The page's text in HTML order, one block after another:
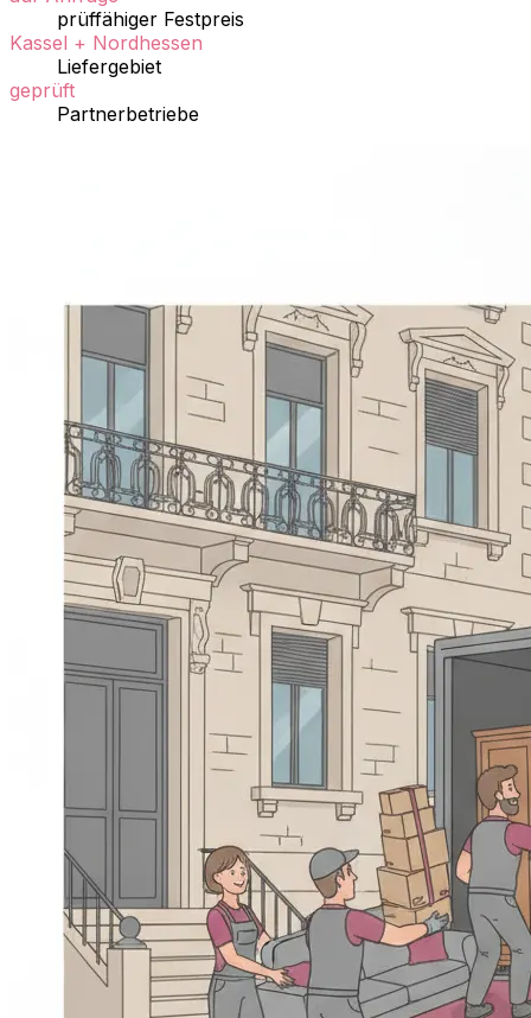
prüffähiger Festpreis
Kassel + Nordhessen
Liefergebiet
geprüft
Partnerbetriebe